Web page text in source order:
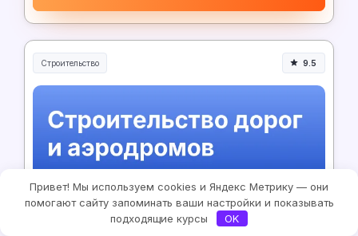
Строительство
Строительство и инженерия
9.5
10 месяцев МИПО
Привет! Мы используем cookies и Яндекс Метрику — они
помогают сайту запоминать ваши настройки и показывать
подходящие курсы
OK